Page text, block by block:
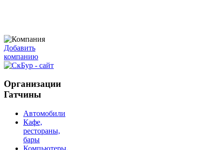
Добавить
компанию
Организации
Гатчины
Автомобили
Кафе,
рестораны,
бары
Компьютеры,